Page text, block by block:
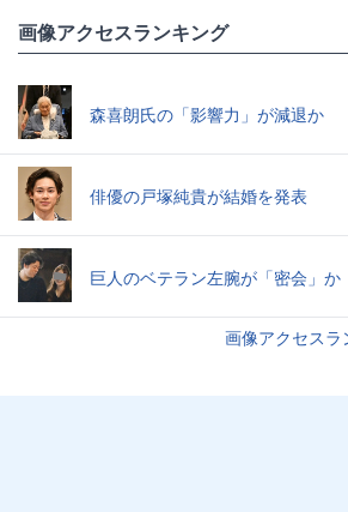
画像アクセスランキング
森喜朗氏の「影響力」が減退か
俳優の戸塚純貴が結婚を発表
巨人のベテラン左腕が「密会」か
画像アクセスラ